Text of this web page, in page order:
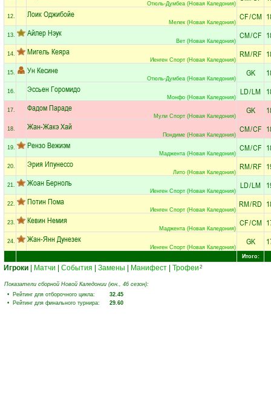
Отюль-Думбеа (Новая Каледония)
12. Лоик Оджибойе
Мелек (Новая Каледония)
CF/CM
13. Айлер Нэук
Вет (Новая Каледония)
CM/CF
14. Мигель Кеяра
Иенген Спорт (Новая Каледония)
RM/RF
15. Ун Кесине
Отюль-Думбеа (Новая Каледония)
GK
16. Эссьен Горомидо
Монфо (Новая Каледония)
LD/LM
17. Фадом Параде
Мули Спорт (Новая Каледония)
GK
18. Жан-Жакэ Хай
Пондиме (Новая Каледония)
CM/CF
19. Рензо Вежиэм
Маджента (Новая Каледония)
CM/CF
20. Эрия Ипунессо
Лито (Новая Каледония)
RM/RF
21. Жоан Берноль
Иенген Спорт (Новая Каледония)
LD/LM
22. Потин Пома
Иенген Спорт (Новая Каледония)
RM/RD
23. Кевин Немия
Маджента (Новая Каледония)
CF/CM
24. Жан-Янн Дунезек
Иенген Спорт (Новая Каледония)
GK
Итого:
Игроки Матчи События Замены Манифест Трофеи 2
Показатели сборной Новой Каледонии (юн., 46 сезон):
• Рейтинг для отборочного цикла:
32.45
• Рейтинг для финального турнира:
29.60